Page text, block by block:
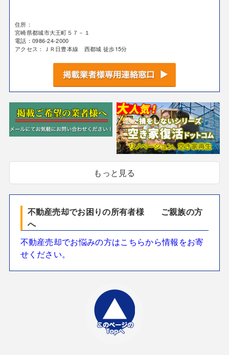
住所：
宮崎県都城市大王町５７－１
電話：0986-24-2000
アクセス：ＪＲ日豊本線 西都城 徒歩15分
もっと見る
不動産売却でお困りの所有者様 ご親族の方
へ
不動産売却でお悩みの方はこちらから情報をお寄
せください。